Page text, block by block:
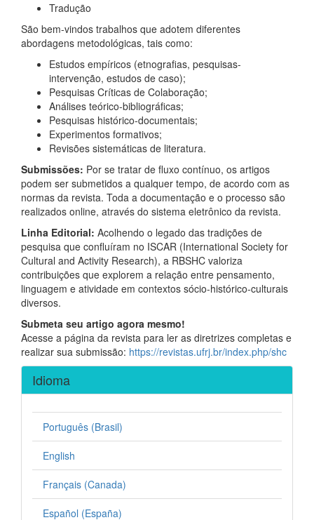
Tradução
São bem-vindos trabalhos que adotem diferentes
abordagens metodológicas, tais como:
Estudos empíricos (etnografias, pesquisas-
intervenção, estudos de caso);
Pesquisas Críticas de Colaboração;
Análises teórico-bibliográficas;
Pesquisas histórico-documentais;
Experimentos formativos;
Revisões sistemáticas de literatura.
Submissões: Por se tratar de fluxo contínuo, os artigos
podem ser submetidos a qualquer tempo, de acordo com as
normas da revista. Toda a documentação e o processo são
realizados online, através do sistema eletrônico da revista.
Linha Editorial: Acolhendo o legado das tradições de
pesquisa que confluíram no ISCAR (International Society for
Cultural and Activity Research), a RBSHC valoriza
contribuições que explorem a relação entre pensamento,
linguagem e atividade em contextos sócio-histórico-culturais
diversos.
Submeta seu artigo agora mesmo!
Acesse a página da revista para ler as diretrizes completas e
realizar sua submissão: https://revistas.ufrj.br/index.php/shc
Idioma
Português (Brasil)
English
Français (Canada)
Español (España)